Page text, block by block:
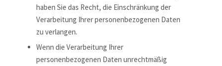
haben Sie das Recht, die Einschränkung der
Verarbeitung Ihrer personenbezogenen Daten
zu verlangen.
Wenn die Verarbeitung Ihrer
personenbezogenen Daten unrechtmäßig